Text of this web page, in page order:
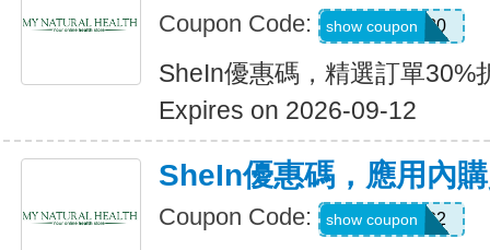
Coupon Code: AFFCOS30
show coupon
SheIn優惠碼，精選訂單30%
Expires on 2026-09-12
SheIn優惠碼，應用內
Coupon Code: B23FDG2
show coupon